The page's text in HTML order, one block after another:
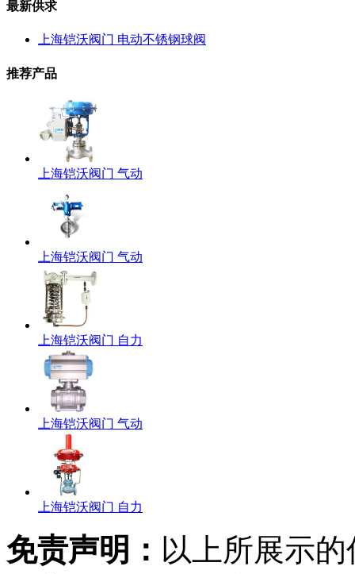
最新供求
上海铠沃阀门 电动不锈钢球阀
推荐产品
上海铠沃阀门 气动
上海铠沃阀门 气动
上海铠沃阀门 自力
上海铠沃阀门 气动
上海铠沃阀门 自力
免责声明： 以上所展示